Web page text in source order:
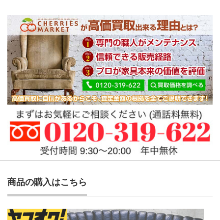
商品の購入はこちら